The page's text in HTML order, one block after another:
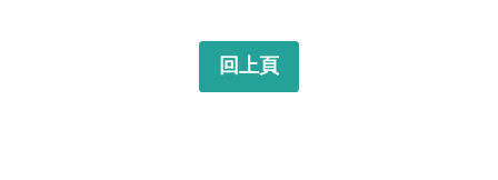
回上頁